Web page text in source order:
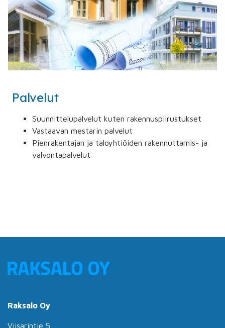
Palvelut
Suunnittelupalvelut kuten rakennuspiirustukset
Vastaavan mestarin palvelut
Pienrakentajan ja taloyhtiöiden rakennuttamis- ja
valvontapalvelut
Raksalo Oy
Viisarintie 5